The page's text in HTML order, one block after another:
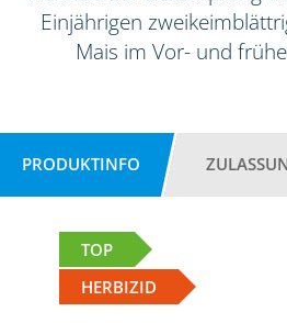
Einjährigen
Mais im Vor- und
PRODUKTINFO
TOP
HERBIZID